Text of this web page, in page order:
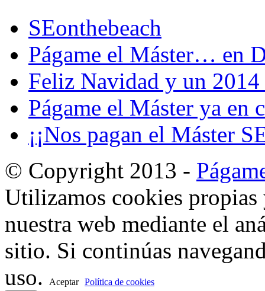
SEonthebeach
Págame el Máster… en
Feliz Navidad y un
Págame el Máster ya en
¡¡Nos pagan el Máster
© Copyright 2013 -
Utilizamos cookies propias
nuestra web mediante el
sitio. Si continúas
uso.
Aceptar Política de cookies